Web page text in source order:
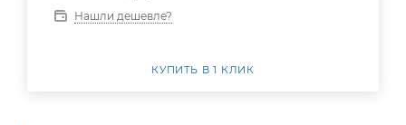
Нашли дешевле?
КУПИТЬ В 1 КЛИК